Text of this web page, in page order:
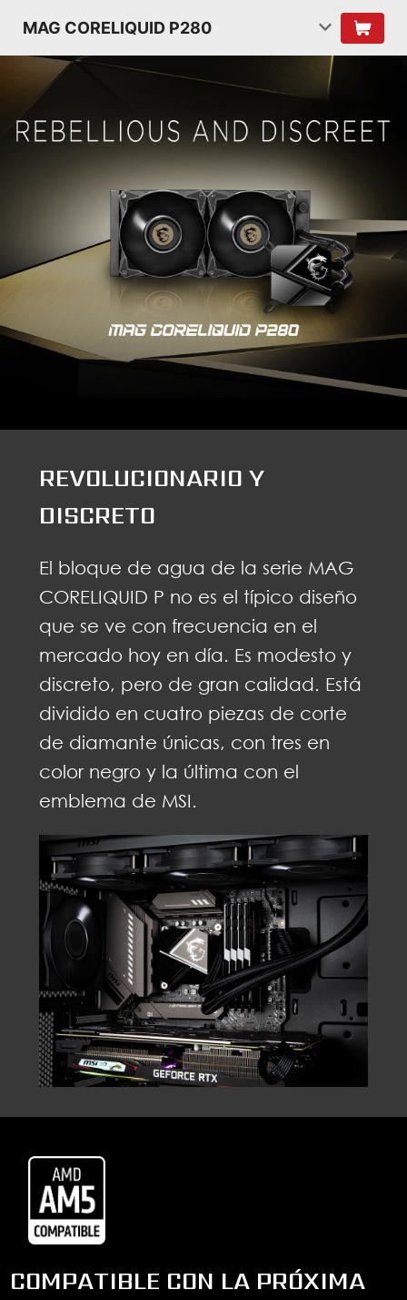
MAG CORELIQUID P280
REVOLUCIONARIO Y
DISCRETO
El bloque de agua de la serie MAG
CORELIQUID P no es el típico diseño
que se ve con frecuencia en el
mercado hoy en día. Es modesto y
discreto, pero de gran calidad. Está
dividido en cuatro piezas de corte
de diamante únicas, con tres en
color negro y la última con el
emblema de MSI.
COMPATIBLE CON LA PRÓXIMA